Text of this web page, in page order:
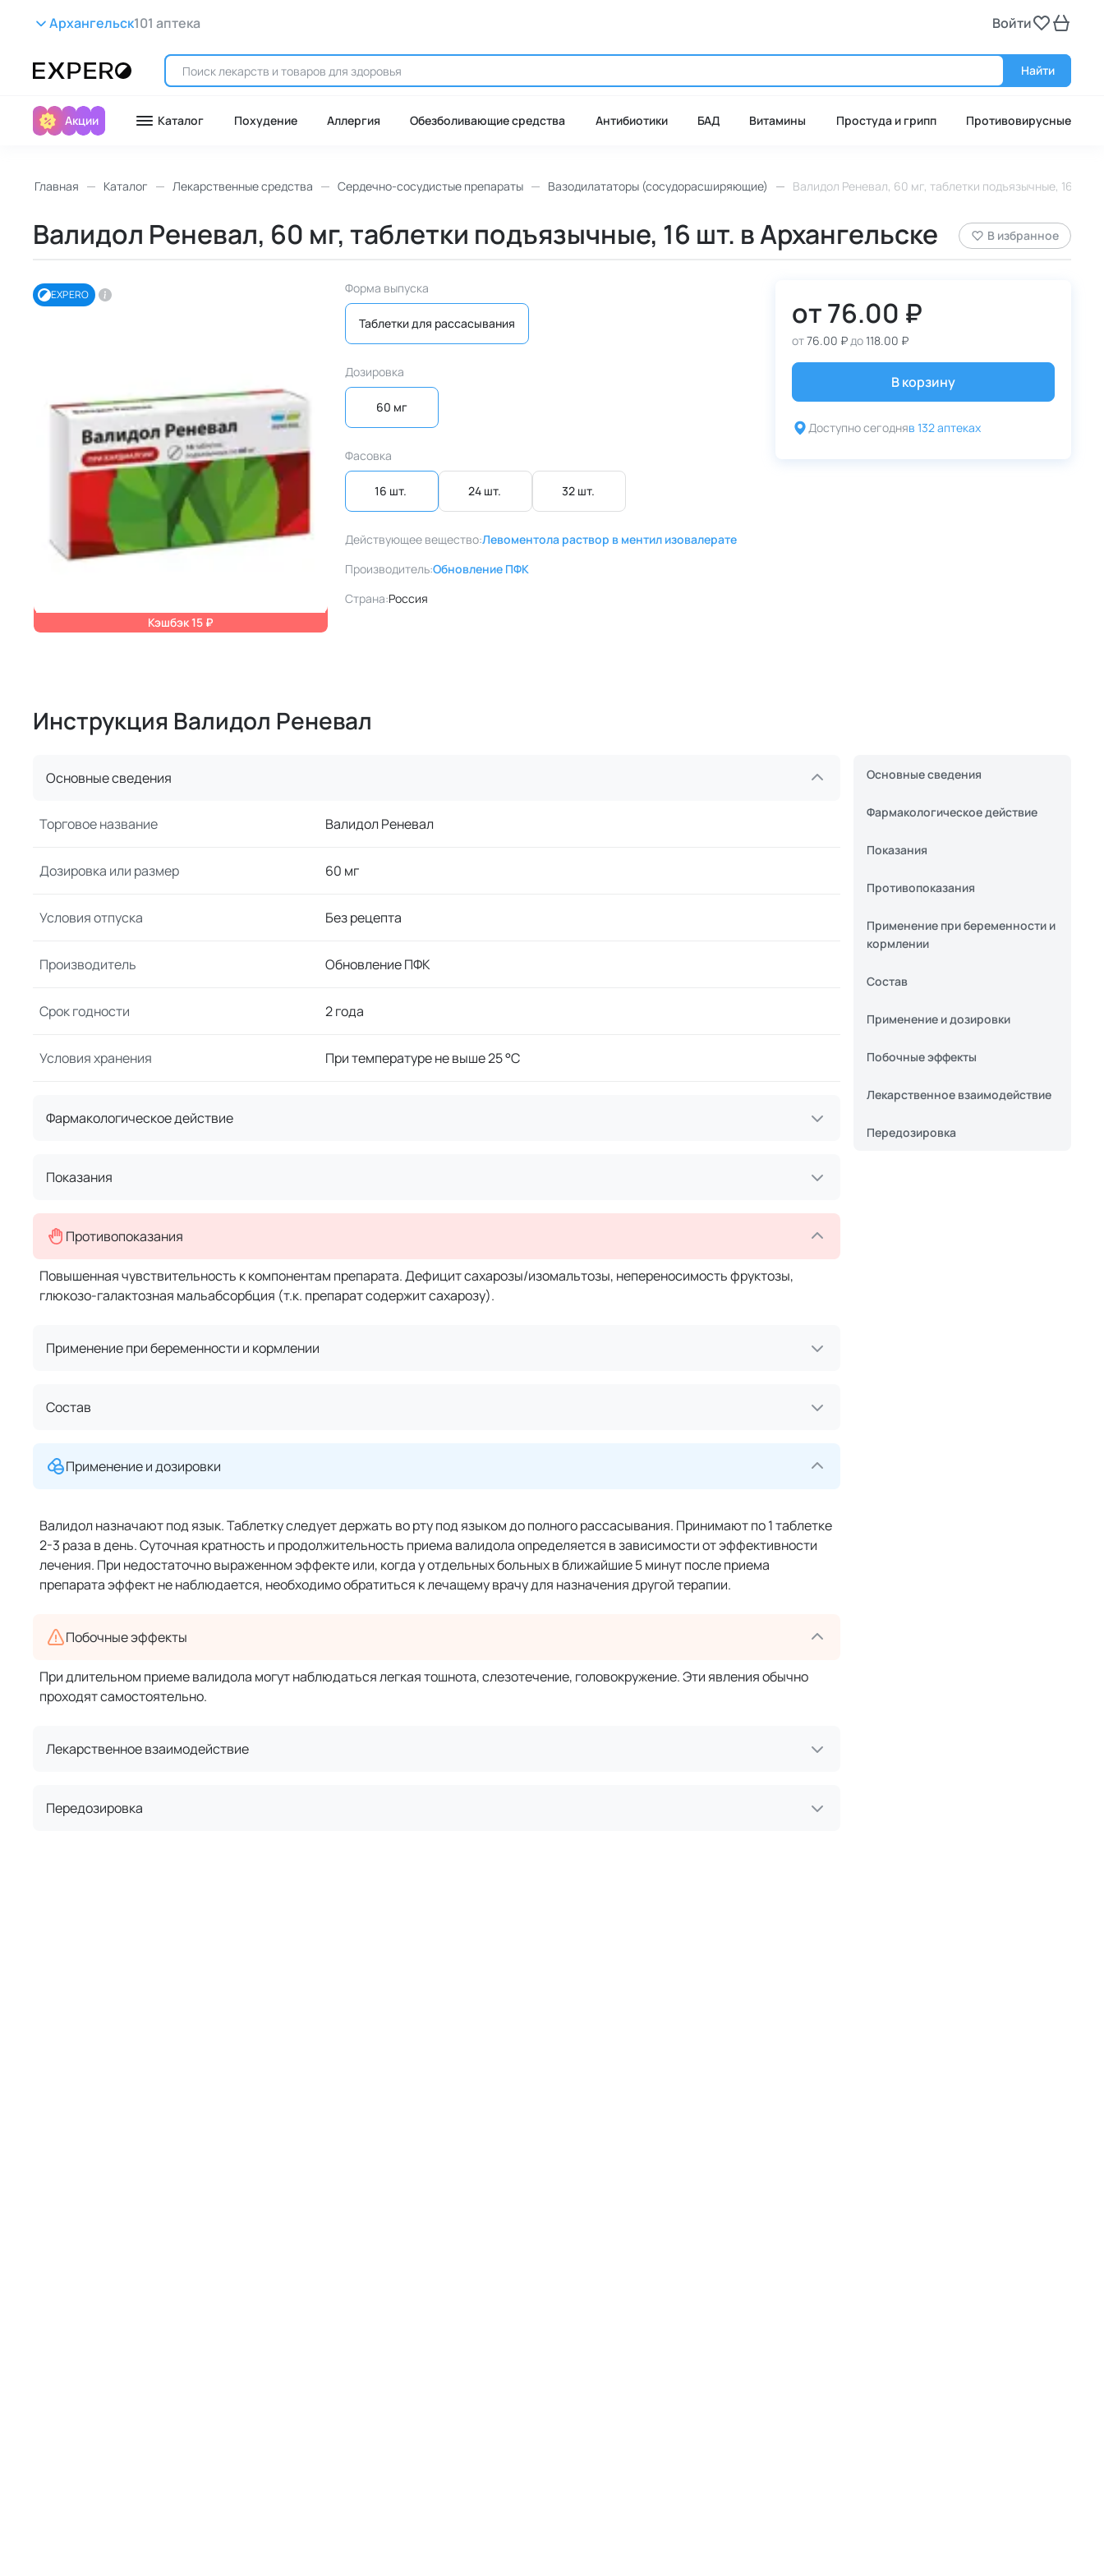
Архангельск101 аптека Войти
Найти
Акции Каталог Похудение Аллергия Обезболивающие средства Антибиотики БАД Витамины Простуда и грипп Противовирусные
Главная Каталог Лекарственные средства Сердечно-сосудистые препараты Вазодилататоры (сосудорасширяющие) Валидол Реневал, 60 мг, таблетки подъязычные, 16 шт.
Валидол Реневал, 60 мг, таблетки подъязычные, 16 шт. в Архангельске В избранное
EXPERO
Кэшбэк 15 ₽
Форма выпуска
Таблетки для рассасывания
Дозировка
60 мг
Фасовка
16 шт. 24 шт. 32 шт.
Действующее вещество:Левоментола раствор в ментил изовалерате
Производитель:Обновление ПФК
Страна:Россия
от76.00 ₽
от76.00 ₽до118.00 ₽
В корзину
Доступно сегодняв 132 аптеках
Инструкция Валидол Реневал
Основные сведения
Торговое название Валидол Реневал
Дозировка или размер 60 мг
Условия отпуска Без рецепта
Производитель Обновление ПФК
Срок годности 2 года
Условия хранения При температуре не выше 25 °С
Фармакологическое действие
Показания
Противопоказания
Повышенная чувствительность к компонентам препарата. Дефицит сахарозы/изомальтозы, непереносимость фруктозы,
глюкозо-галактозная мальабсорбция (т.к. препарат содержит сахарозу).
Применение при беременности и кормлении
Состав
Применение и дозировки
Валидол назначают под язык. Таблетку следует держать во рту под языком до полного рассасывания. Принимают по 1 таблетке
2-3 раза в день. Суточная кратность и продолжительность приема валидола определяется в зависимости от эффективности
лечения. При недостаточно выраженном эффекте или, когда у отдельных больных в ближайшие 5 минут после приема
препарата эффект не наблюдается, необходимо обратиться к лечащему врачу для назначения другой терапии.
Побочные эффекты
При длительном приеме валидола могут наблюдаться легкая тошнота, слезотечение, головокружение. Эти явления обычно
проходят самостоятельно.
Лекарственное взаимодействие
Передозировка
Основные сведения
Фармакологическое действие
Показания
Противопоказания
Применение при беременности и
кормлении
Состав
Применение и дозировки
Побочные эффекты
Лекарственное взаимодействие
Передозировка